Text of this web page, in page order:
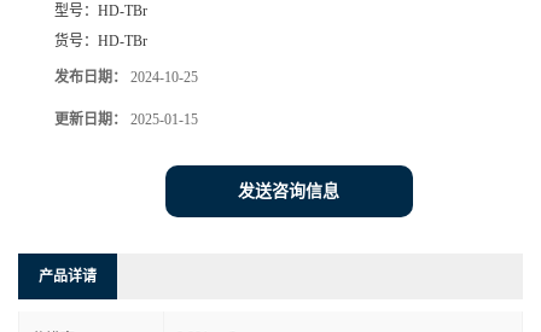
型号： HD-TBr
货号： HD-TBr
发布日期： 2024-10-25
更新日期： 2025-01-15
发送咨询信息
产品详请